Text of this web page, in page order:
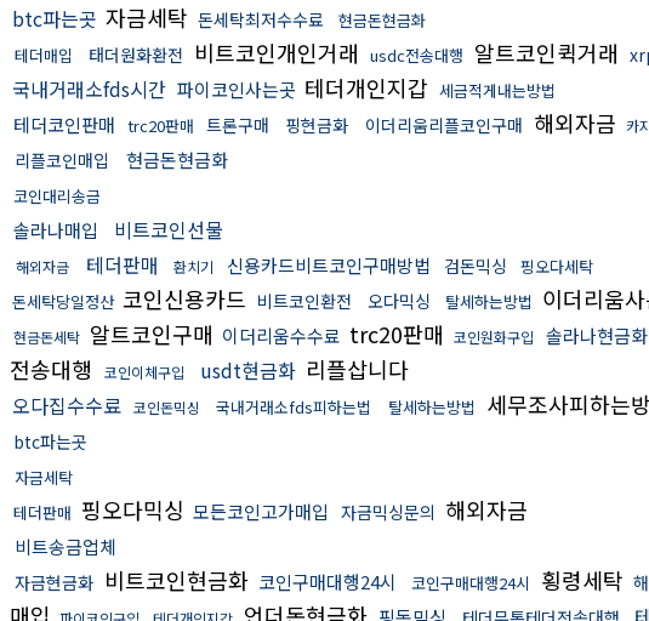
btc파는곳 자금세탁 돈세탁최저수수료
현금돈현금화
테더매입
태더원화환전 비트코인개인거래 usdc전송대행 알트코인퀵거래
국내거래소fds시간 파이코인사는곳 테더개인지갑 세금적게내는방법
테더코인판매 trc20판매 트론구매 핑현금화 이더리움리플코인구매 해외자금 카
리플코인매입 현금돈현금화
코인대리송금
솔라나매입 비트코인선물
해외자금 테더판매 환치기 신용카드비트코인구매방법 검돈믹싱
핑오다세탁
돈세탁당일정산 코인신용카드 비트코인환전 오다믹싱 탈세하는방법 이더리움
현금돈세탁 알트코인구매 이더리움수수료 trc20판매 코인원화구입 솔라나현금화
전송대행
코인이체구입 usdt현금화 리플삽니다
오다집수수료 코인돈믹싱 국내거래소fds피하는법 탈세하는방법 세무조사피하는
btc파는곳
자금세탁
테더판매 핑오다믹싱 모든코인고가매입 자금믹싱문의 해외자금
비트송금업체
자금현금화 비트코인현금화 코인구매대행24시 코인구매대행24시 횡령세탁